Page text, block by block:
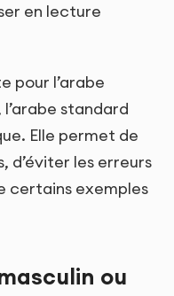
en lecture
pour l’arabe
standard
Elle permet de
d’éviter les erreurs
certains exemples
ou